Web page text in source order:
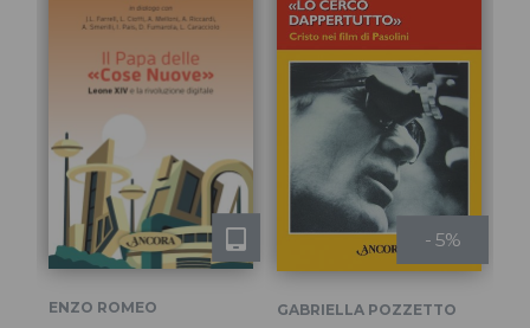
ENZO ROMEO
- 5%
GABRIELLA POZZETTO